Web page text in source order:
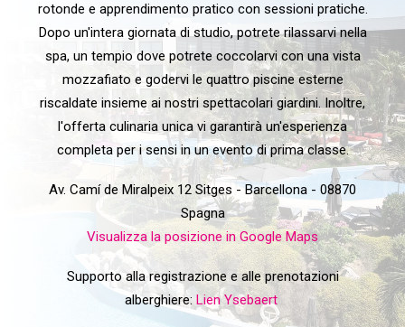
rotonde e apprendimento pratico con sessioni pratiche.
Dopo un'intera giornata di studio, potrete rilassarvi nella
spa, un tempio dove potrete coccolarvi con una vista
mozzafiato e godervi le quattro piscine esterne
riscaldate insieme ai nostri spettacolari giardini. Inoltre,
l'offerta culinaria unica vi garantirà un'esperienza
completa per i sensi in un evento di prima classe.
Av. Camí de Miralpeix 12 Sitges - Barcellona - 08870
Spagna
Visualizza la posizione in Google Maps
Supporto alla registrazione e alle prenotazioni
alberghiere: Lien Ysebaert